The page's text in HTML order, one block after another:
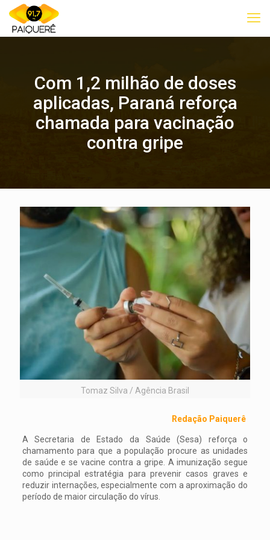
Com 1,2 milhão de doses
aplicadas, Paraná reforça
chamada para vacinação
contra gripe
Tomaz Silva / Agência Brasil
Redação Paiquerê
A Secretaria de Estado da Saúde (Sesa) reforça o
chamamento para que a população procure as unidades
de saúde e se vacine contra a gripe. A imunização segue
como principal estratégia para prevenir casos graves e
reduzir internações, especialmente com a aproximação do
período de maior circulação do vírus.